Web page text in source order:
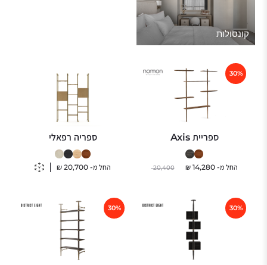
קונסולות
ספריית Axis
30%
החל מ-14,280
₪
20,400
ספריה רפאלי
החל מ- 20,700
₪
30%
30%